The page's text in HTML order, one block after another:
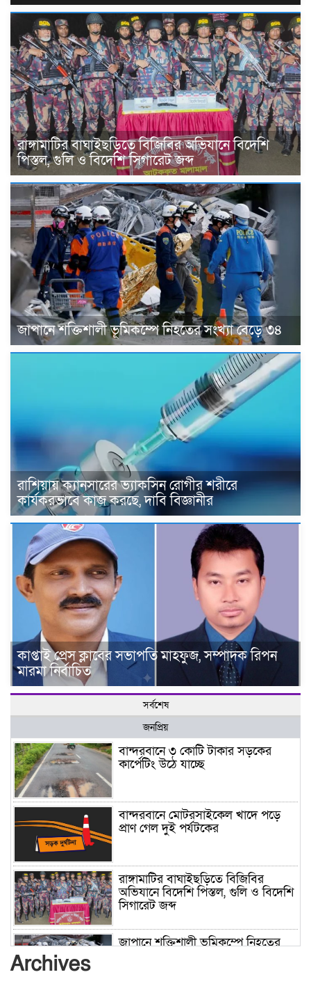
রাঙ্গামাটির বাঘাইছড়িতে বিজিবির অভিযানে বিদেশি
পিস্তল, গুলি ও বিদেশি সিগারেট জব্দ
জাপানে শক্তিশালী ভূমিকম্পে নিহতের সংখ্যা বেড়ে ৩৪
রাশিয়ায় ক্যানসারের ভ্যাকসিন রোগীর শরীরে
কার্যকরভাবে কাজ করছে, দাবি বিজ্ঞানীর
কাপ্তাই প্রেস ক্লাবের সভাপতি মাহফুজ, সম্পাদক রিপন
মারমা নির্বাচিত
সর্বশেষ
জনপ্রিয়
বান্দরবানে ৩ কোটি টাকার সড়কের
কার্পেটিং উঠে যাচ্ছে
বান্দরবানে মোটরসাইকেল খাদে পড়ে
প্রাণ গেল দুই পর্যটকের
রাঙ্গামাটির বাঘাইছড়িতে বিজিবির
অভিযানে বিদেশি পিস্তল, গুলি ও বিদেশি
সিগারেট জব্দ
জাপানে শক্তিশালী ভূমিকম্পে নিহতের
Archives